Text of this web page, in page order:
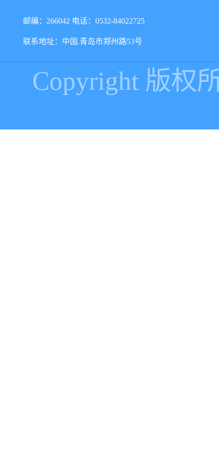
邮编：266042 电话：0532-84022725
联系地址：中国.青岛市郑州路53号
Copyright 版权